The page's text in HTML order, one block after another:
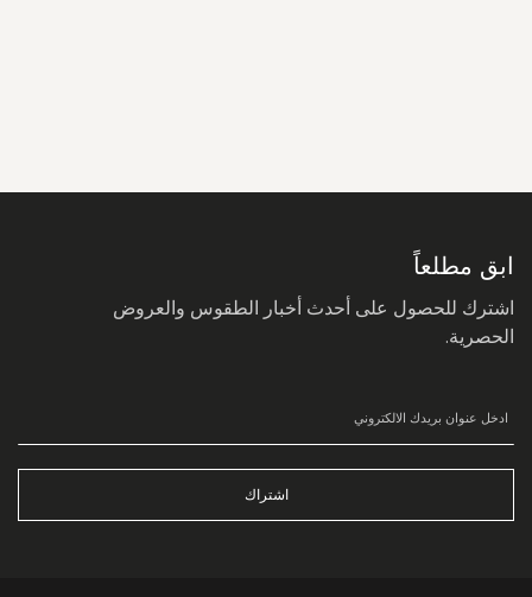
ابق مطلعاً
اشترك للحصول على أحدث أخبار الطقوس والعروض
الحصرية.
اشتراك